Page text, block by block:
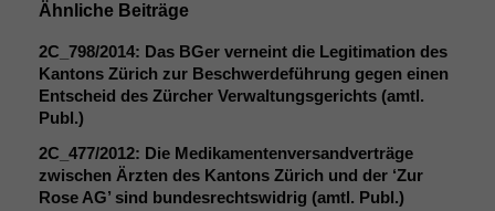
Ähnliche Beiträge
2C_798/2014: Das BGer verneint die Legitimation des
Kantons Zürich zur Beschwerdeführung gegen einen
Entscheid des Zürcher Verwaltungsgerichts (amtl.
Publ.)
2C_477/2012: Die Medikamentenversandverträge
zwischen Ärzten des Kantons Zürich und der ‘Zur
Rose AG’ sind bundesrechtswidrig (amtl. Publ.)
Notwendige
Cookies
Diese